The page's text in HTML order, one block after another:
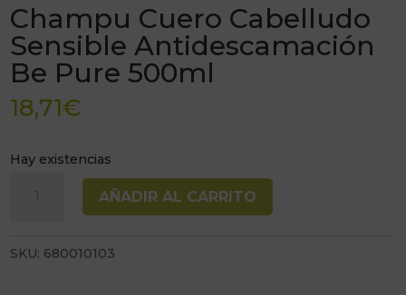
Champu Cuero Cabelludo
Sensible Antidescamación
Be Pure 500ml
18,71€
Hay existencias
Sensible
AÑADIR AL CARRITO
SKU: 680010103